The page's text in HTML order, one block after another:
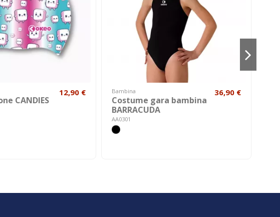
CANDIES
12,90 € Bambina
Costume gara bambina
BARRACUDA
AA0301
36,90 €